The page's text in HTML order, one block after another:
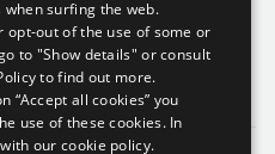
when surfing the web.
opt-out of the use of some or
to "Show details" or consult
to find out more.
“Accept all cookies” you
use of these cookies. In
our cookie policy.